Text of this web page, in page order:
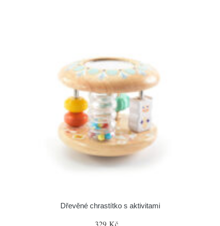
Dřevěné chrastítko s aktivitami
329 Kč